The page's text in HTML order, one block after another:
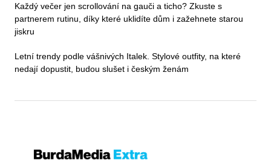
Každý večer jen scrollování na gauči a ticho? Zkuste s
partnerem rutinu, díky které uklidíte dům i zažehnete starou
jiskru
Letní trendy podle vášnivých Italek. Stylové outfity, na které
nedají dopustit, budou slušet i českým ženám